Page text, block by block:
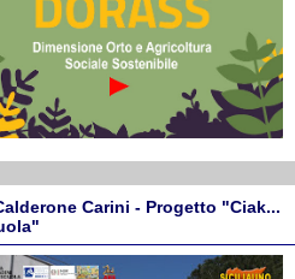
Carini - Progetto "Ciak...